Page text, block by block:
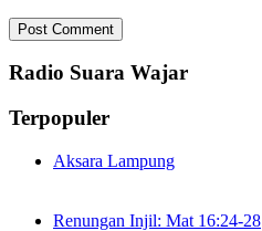
Radio Suara Wajar
Terpopuler
Aksara Lampung
Renungan Injil: Mat 16:24-28